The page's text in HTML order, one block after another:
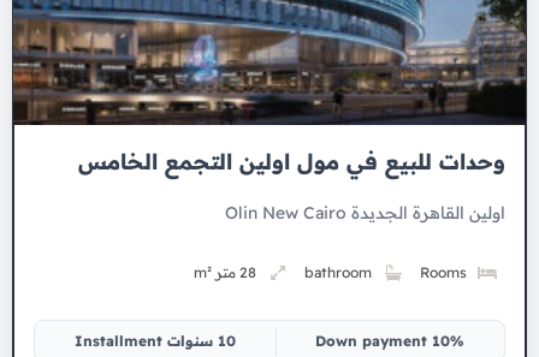
وحدات للبيع في مول اولين التجمع الخامس
اولين القاهرة الجديدة Olin New Cairo
Rooms
bathroom 28 متر m²
10% Down payment 10 سنوات Installment